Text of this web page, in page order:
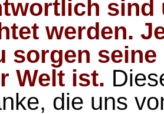
sind
werden.
sorgen
Welt ist.
die uns